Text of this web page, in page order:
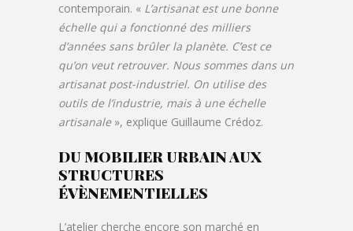
contemporain. « L’artisanat est une bonne
échelle qui a fonctionné des milliers
d’années sans brûler la planète. C’est ce
qu’on veut retrouver. Nous sommes dans un
artisanat post-industriel. On utilise des
outils de l’industrie, mais à une échelle
artisanale», explique Guillaume Crédoz.
DU MOBILIER URBAIN AUX
STRUCTURES
ÉVÈNEMENTIELLES
L’atelier cherche encore son marché en